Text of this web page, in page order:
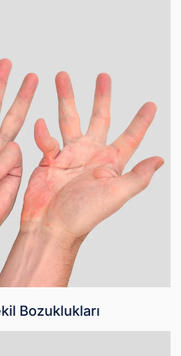
Bozuklukları